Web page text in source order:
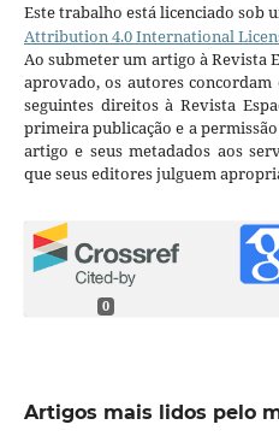
Este trabalho está licenciado sob
Attribution 4.0 International
Ao submeter um artigo à Revista
aprovado, os autores concordam
seguintes direitos à Revista
primeira publicação e a
artigo e seus metadados aos
que seus editores julguem
0
Artigos mais lidos pelo